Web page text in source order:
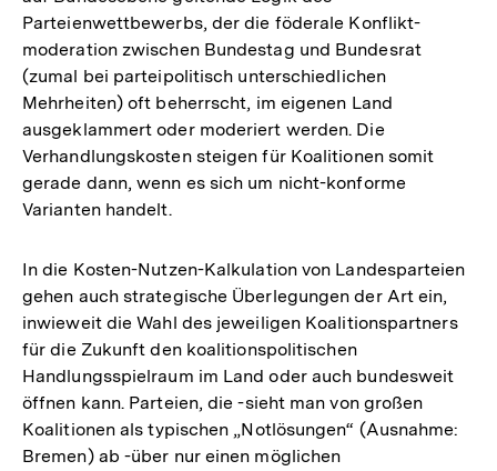
Parteienwettbewerbs, der die föderale Konflikt-
moderation zwischen Bundestag und Bundesrat
(zumal bei parteipolitisch unterschiedlichen
Mehrheiten) oft beherrscht, im eigenen Land
ausgeklammert oder moderiert werden. Die
Verhandlungskosten steigen für Koalitionen somit
gerade dann, wenn es sich um nicht-konforme
Varianten handelt.
In die Kosten-Nutzen-Kalkulation von Landesparteien
gehen auch strategische Überlegungen der Art ein,
inwieweit die Wahl des jeweiligen Koalitionspartners
für die Zukunft den koalitionspolitischen
Handlungsspielraum im Land oder auch bundesweit
öffnen kann. Parteien, die -sieht man von großen
Koalitionen als typischen „Notlösungen“ (Ausnahme:
Bremen) ab -über nur einen möglichen